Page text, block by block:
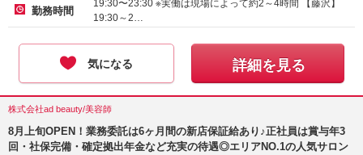
勤務時間
19:30〜23:30 ※実働は現場によって約2～4時間 【藤沢】
19:30～2…
気になる 詳細を見る
株式会社ad beauty/美容師
8月上旬OPEN！業務委託は6ヶ月間の新店保証給あり♪正社員は賞与年3
回・社保完備・確定拠出年金など充実の待遇◎エリアNO.1の人気サロン